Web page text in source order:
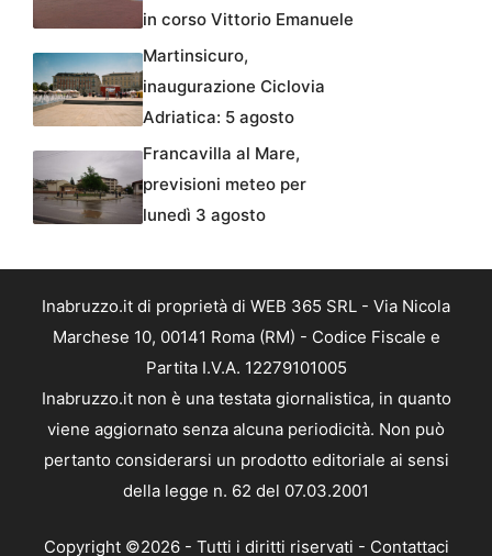
in corso Vittorio Emanuele
Martinsicuro,
inaugurazione Ciclovia
Adriatica: 5 agosto
Francavilla al Mare,
previsioni meteo per
lunedì 3 agosto
Inabruzzo.it di proprietà di WEB 365 SRL - Via Nicola
Marchese 10, 00141 Roma (RM) - Codice Fiscale e
Partita I.V.A. 12279101005
Inabruzzo.it non è una testata giornalistica, in quanto
viene aggiornato senza alcuna periodicità. Non può
pertanto considerarsi un prodotto editoriale ai sensi
della legge n. 62 del 07.03.2001
Copyright ©2026 - Tutti i diritti riservati - Contattaci